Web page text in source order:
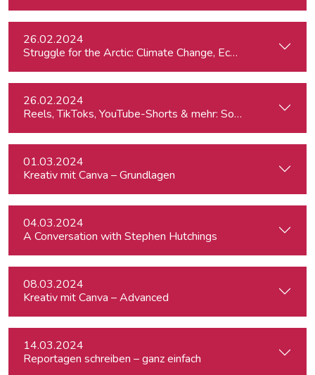
26.02.2024
26.02.2024
Reels, TikToks, YouTube-Shorts & mehr: Social Media-
01.03.2024
Kreativ mit Canva – Grundlagen
04.03.2024
A Conversation with Stephen Hutchings
08.03.2024
Kreativ mit Canva – Advanced
14.03.2024
Reportagen schreiben – ganz einfach